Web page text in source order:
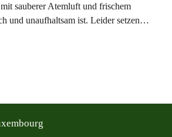
sauberer Atemluft und frischem
und unaufhaltsam ist. Leider setzen
ihre…